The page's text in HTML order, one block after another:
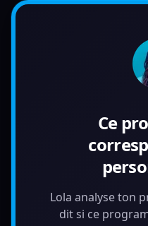
Ce
Lola analyse ton
dit si ce